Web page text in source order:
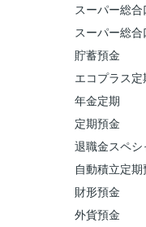
スーパー総合
スーパー総合
貯蓄預金
エコプラス定
年金定期
定期預金
退職金スペシ
自動積立定期
財形預金
外貨預金